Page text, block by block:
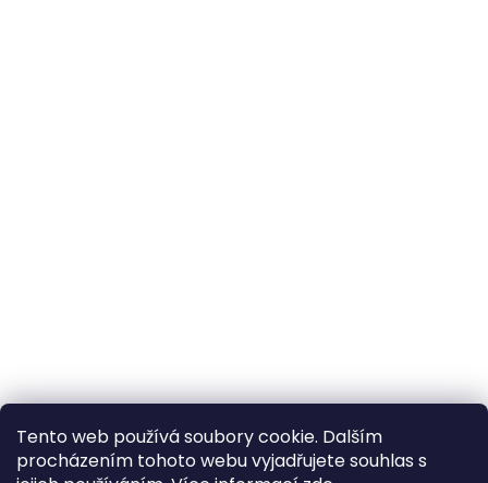
Tento web používá soubory cookie. Dalším
procházením tohoto webu vyjadřujete souhlas s